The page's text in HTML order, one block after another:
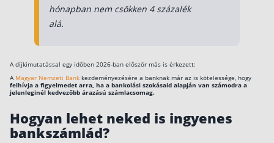
hónapban nem csökken 4 százalék
alá.
A díjkimutatással egy időben 2026-ban először más is érkezett:
A Magyar Nemzeti Bank kezdeményezésére a banknak már az is kötelessége, hogy
felhívja a figyelmedet arra, ha a bankolási szokásaid alapján van számodra a
jelenleginél kedvezőbb árazású számlacsomag.
Hogyan lehet neked is ingyenes
bankszámlád?